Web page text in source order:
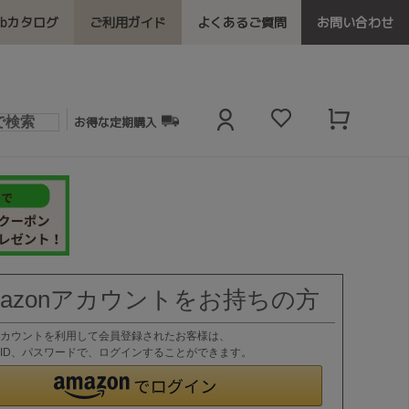
カタログ ご利用ガイド よくあるご質問 お問い合わせ
お得な定期購入
アカウントをお持ちの方
ウントを利用して会員登録されたお客様は、
、パスワードで、ログインすることができます。